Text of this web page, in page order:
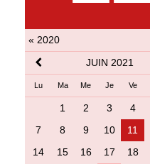
« 2020
JUIN 2021
Lu Ma Me Je Ve
1 2 3 4
7
8 9 10 11
14
15 16 17 18